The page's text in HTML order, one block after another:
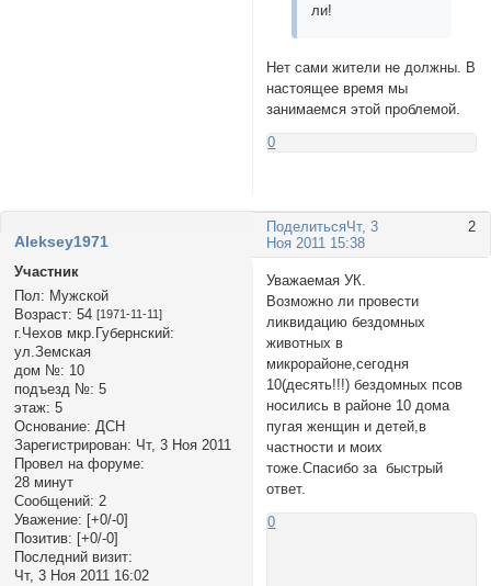
ли!
Нет сами жители не должны. В
настоящее время мы
занимаемся этой проблемой.
0
Поделиться 2
Чт, 3
Ноя 2011 15:38
Aleksey1971
Участник
Пол: Мужской
Возраст: 54 [1971-11-11]
г.Чехов мкр.Губернский:
ул.Земская
дом №: 10
подъезд №: 5
этаж: 5
Основание: ДСН
Зарегистрирован: Чт, 3 Ноя 2011
Провел на форуме:
28 минут
Сообщений: 2
Уважение: [+0/-0]
Позитив: [+0/-0]
Последний визит:
Чт, 3 Ноя 2011 16:02
Уважаемая УК.
Возможно ли провести
ликвидацию бездомных
животных в
микрорайоне,сегодня
10(десять!!!) бездомных псов
носились в районе 10 дома
пугая женщин и детей,в
частности и моих
тоже.Спасибо за быстрый
ответ.
0